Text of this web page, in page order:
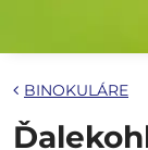
BINOKULÁRE